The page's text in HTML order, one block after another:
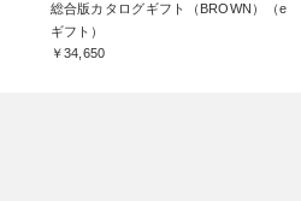
総合版カタログギフト（BROWN）（e
ギフト）
￥34,650